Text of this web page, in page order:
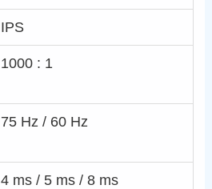
IPS
1000 : 1
75 Hz / 60 Hz
4 ms / 5 ms / 8 ms